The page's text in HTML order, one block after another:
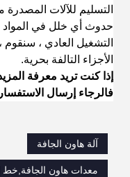
التسليم للآلات المصدرة
حدوث أي خلل في المواد
التشغيل العادي ، سنقوم
الأجزاء التالفة بحرية.
إذا كنت تريد معرفة
فالرجاء إرسال
آلة هاون الجافة
معدات هاون الجافة,خط